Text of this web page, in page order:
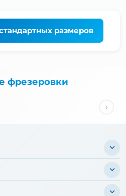
размеров
фрезеровки
›